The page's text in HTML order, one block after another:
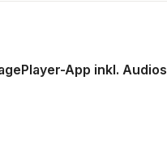
App inkl. Audios